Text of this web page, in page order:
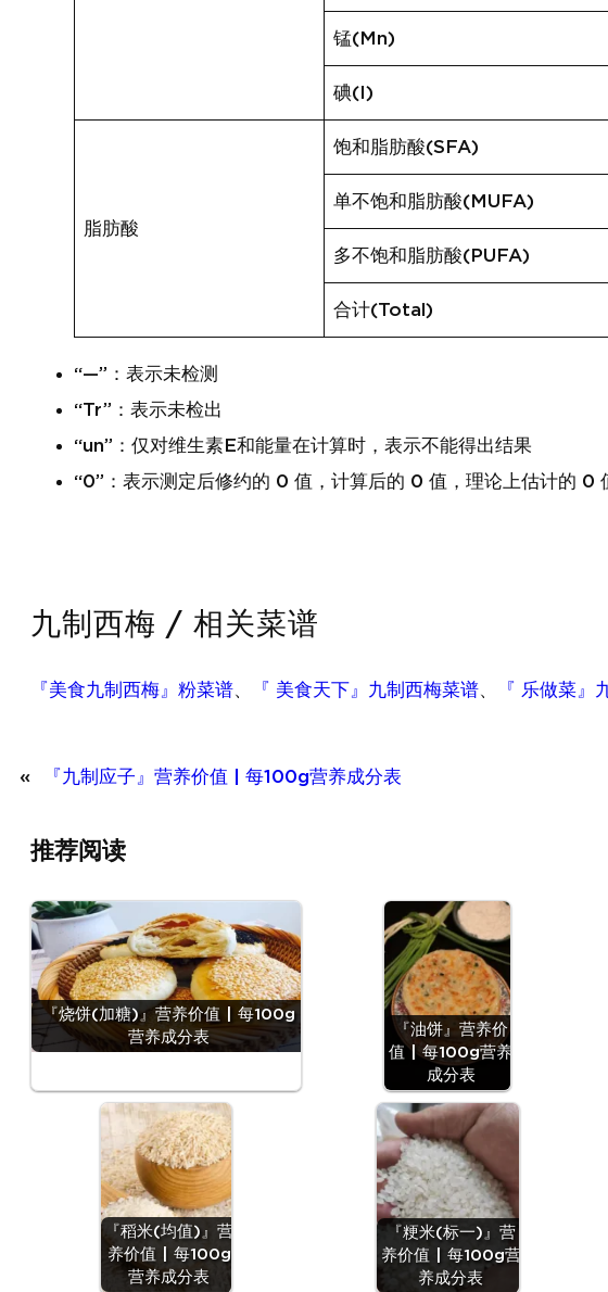
锰(Mn)
碘(I)
脂肪酸
饱和脂肪酸(SFA)
单不饱和脂肪酸(MUFA)
多不饱和脂肪酸(PUFA)
合计(Total)
“—”：表示未检测
“Tr”：表示未检出
“un”：仅对维生素E和能量在计算时，表示不能得出结果
“0”：表示测定后修约的 0 值，计算后的 0 值，理论上估计的 0
九制西梅 / 相关菜谱
『美食九制西梅』粉菜谱、 『 美食天下』九制西梅菜谱、 『 乐做菜』
« 『九制应子』营养价值 | 每100g营养成分表
推荐阅读
『烧饼(加糖)』营养价值 | 每100g
营养成分表
『油饼』营养价
值 | 每100g营养
成分表
『稻米(均值)』营
养价值 | 每100g
营养成分表
『粳米(标一)』营
养价值 | 每100g营
养成分表